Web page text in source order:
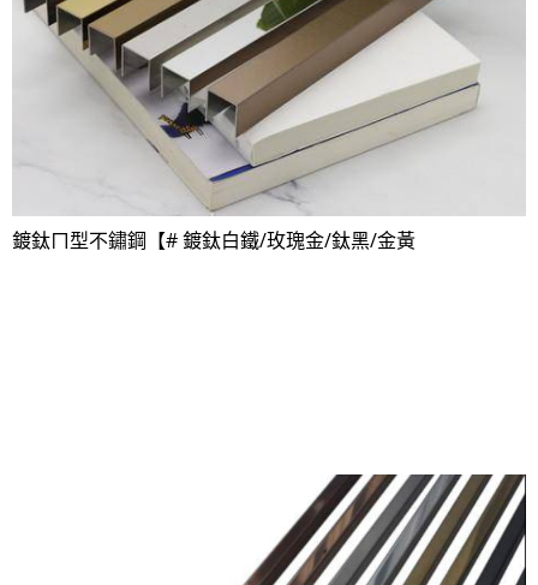
鍍鈦ㄇ型不鏽鋼【# 鍍鈦白鐵/玫瑰金/鈦黑/金黃